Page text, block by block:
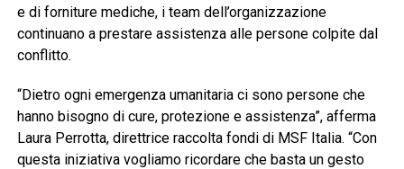
e di forniture mediche, i team dell’organizzazione
continuano a prestare assistenza alle persone colpite dal
conflitto.
“Dietro ogni emergenza umanitaria ci sono persone che
hanno bisogno di cure, protezione e assistenza”, afferma
Laura Perrotta, direttrice raccolta fondi di MSF Italia. “Con
questa iniziativa vogliamo ricordare che basta un gesto